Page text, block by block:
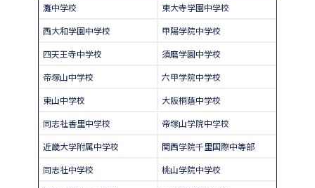
灘中学校
東大寺学園中学校
西大和学園中学校
甲陽学院中学校
四天王寺中学校
須磨学園中学校
帝塚山中学校
六甲学院中学校
東山中学校
大阪桐蔭中学校
同志社香里中学校
帝塚山学院中学校
近畿大学附属中学校
関西学院千里国際中等部
同志社中学校
桃山学院中学校